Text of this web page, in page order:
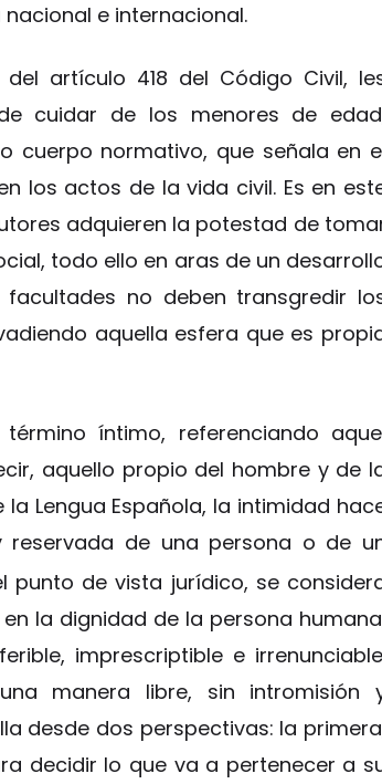
e internacional.
artículo 418 del Código Civil,
cuidar de los menores de
cuerpo normativo, que señala en
los actos de la vida civil. Es en
adquieren la potestad de
todo ello en aras de un
no deben transgredir
aquella esfera que es
íntimo, referenciando
aquello propio del hombre y de
Lengua Española, la intimidad
reservada de una persona o de
punto de vista jurídico, se
la dignidad de la persona
imprescriptible e
manera libre, sin intromisión
desde dos perspectivas: la
decidir lo que va a pertenecer a